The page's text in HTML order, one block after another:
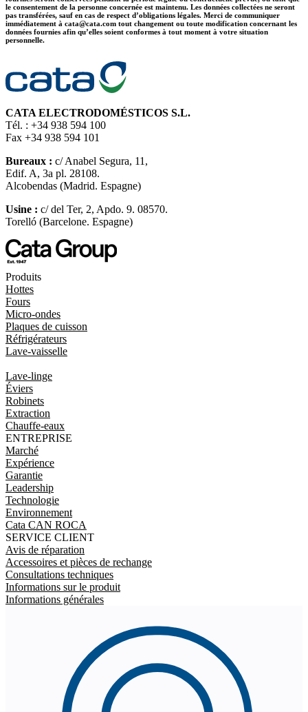
le consentement de la personne concernée est maintenu. Les données collectées ne seront
pas transférées, sauf en cas de respect d’obligations légales. Merci de communiquer
immédiatement à cata@cata.com tout changement ou toute modification concernant les
données fournies afin qu’elles soient conformes à tout moment à votre situation
personnelle.
CATA ELECTRODOMÉSTICOS S.L.
Tél. : +34 938 594 100
Fax +34 938 594 101
Bureaux : c/ Anabel Segura, 11,
Edif. A, 3a pl. 28108.
Alcobendas (Madrid. Espagne)
Usine : c/ del Ter, 2, Apdo. 9. 08570.
Torelló (Barcelone. Espagne)
Produits
Hottes
Fours
Micro-ondes
Plaques de cuisson
Réfrigérateurs
Lave-vaisselle
Lave-linge
Éviers
Robinets
Extraction
Chauffe-eaux
ENTREPRISE
Marché
Expérience
Garantie
Leadership
Technologie
Environnement
Cata CAN ROCA
SERVICE CLIENT
Avis de réparation
Accessoires et pièces de rechange
Consultations techniques
Informations sur le produit
Informations générales